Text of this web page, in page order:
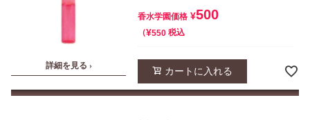
詳細を見る ›
香水学園価格 ¥500
¥550 税込
カートに入れる